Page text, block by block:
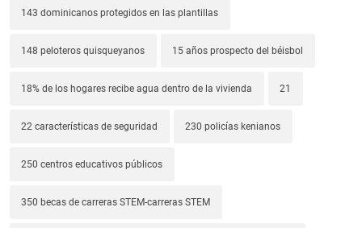
143 dominicanos protegidos en las plantillas
148 peloteros quisqueyanos 15 años prospecto del béisbol
18% de los hogares recibe agua dentro de la vivienda 21
22 características de seguridad 230 policías kenianos
250 centros educativos públicos
350 becas de carreras STEM-carreras STEM